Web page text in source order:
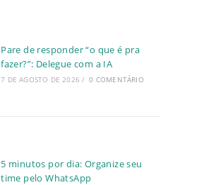
Pare de responder “o que é pra
fazer?”: Delegue com a IA
7 DE AGOSTO DE 2026 / 0 COMENTÁRIO
5 minutos por dia: Organize seu
time pelo WhatsApp